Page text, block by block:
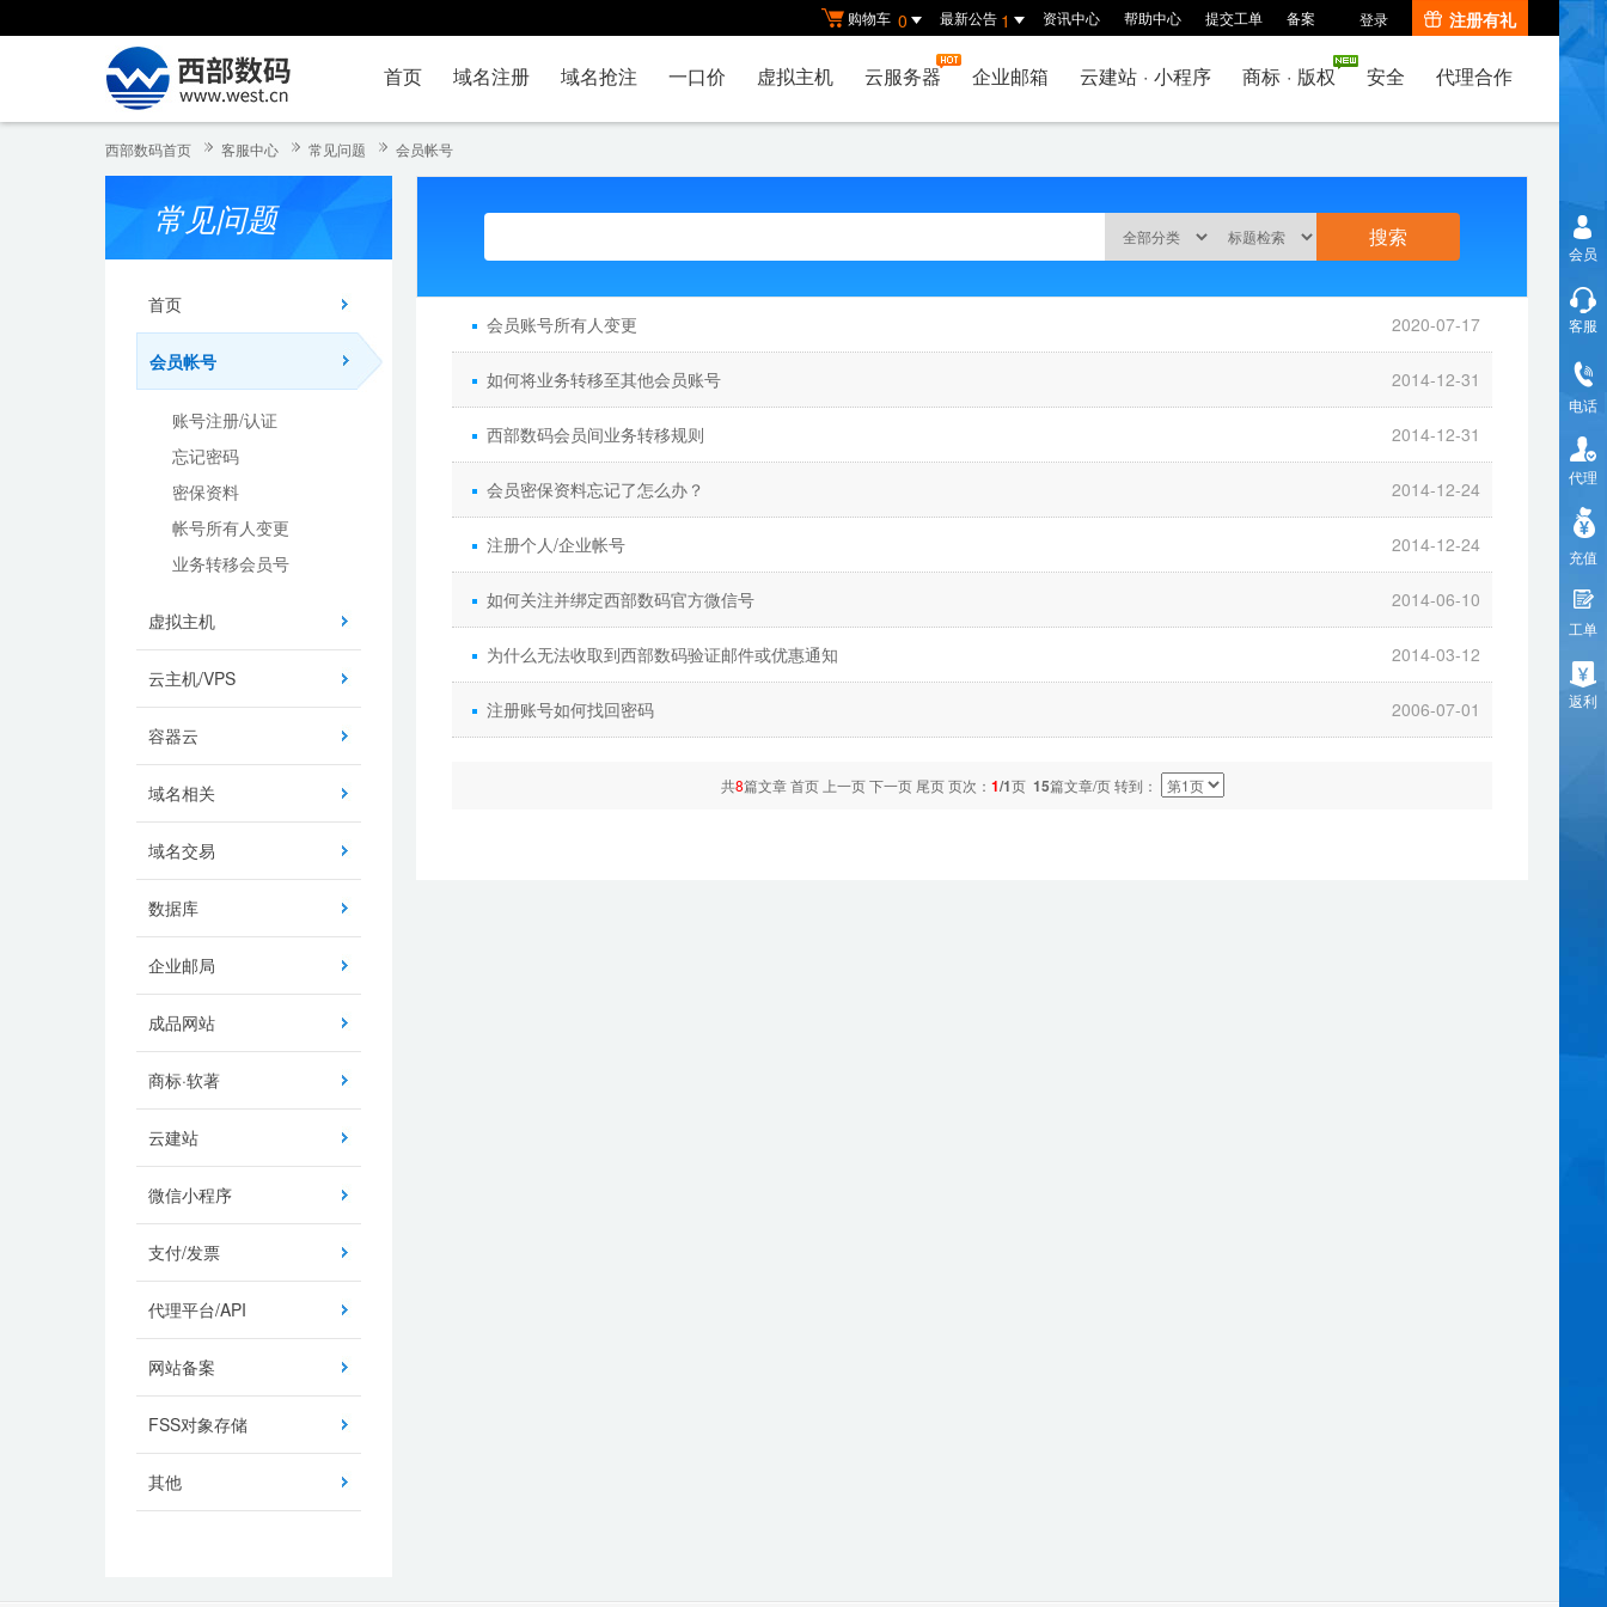
购物车 0 最新公告 1 资讯中心 帮助中心 提交工单 备案 登录 注册有礼
首页 域名注册 域名抢注 一口价 虚拟主机 云服务器 企业邮箱 云建站 · 小程序 商标 · 版权 安全 代理合作
西部数码首页 客服中心 常见问题 会员帐号
常见问题
首页
会员帐号
账号注册/认证
忘记密码
密保资料
帐号所有人变更
业务转移会员号
虚拟主机
云主机/VPS
容器云
域名相关
域名交易
数据库
企业邮局
成品网站
商标·软著
云建站
微信小程序
支付/发票
代理平台/API
网站备案
FSS对象存储
其他
2020-07-17
会员账号所有人变更
2014-12-31
如何将业务转移至其他会员账号
2014-12-31
西部数码会员间业务转移规则
2014-12-24
会员密保资料忘记了怎么办？
2014-12-24
注册个人/企业帐号
2014-06-10
如何关注并绑定西部数码官方微信号
2014-03-12
为什么无法收取到西部数码验证邮件或优惠通知
2006-07-01
注册账号如何找回密码
共8篇文章 首页 上一页 下一页 尾页 页次： 1/1页 15篇文章/页 转到：
会员
客服
电话
代理
充值
工单
返利